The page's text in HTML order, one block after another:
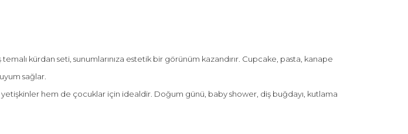
kürdan seti, sunumlarınıza estetik bir görünüm kazandırır. Cupcake, pasta, kanape
sağlar.
hem de çocuklar için idealdir. Doğum günü, baby shower, diş buğdayı, kutlama